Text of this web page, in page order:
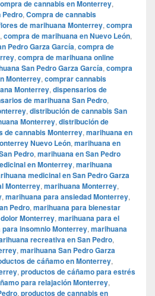
de cannabis en Monterrey,
Pedro, Compra de cannabis
de marihuana Monterrey, compra
, compra de marihuana en Nuevo León,
Pedro Garza García, compra de
, compra de marihuana online
San Pedro Garza García, compra
Monterrey, comprar cannabis
Monterrey, dispensarios de
de marihuana San Pedro,
, distribución de cannabis San
Monterrey, distribución de
de cannabis Monterrey, marihuana en
Nuevo León, marihuana en
Pedro, marihuana en San Pedro
en Monterrey, marihuana
medicinal en San Pedro Garza
Monterrey, marihuana Monterrey,
, marihuana para ansiedad Monterrey,
Pedro, marihuana para bienestar
Monterrey, marihuana para el
para insomnio Monterrey, marihuana
recreativa en San Pedro,
, marihuana San Pedro Garza
de cáñamo en Monterrey,
, productos de cáñamo para estrés
para relajación Monterrey,
, productos de cannabis en